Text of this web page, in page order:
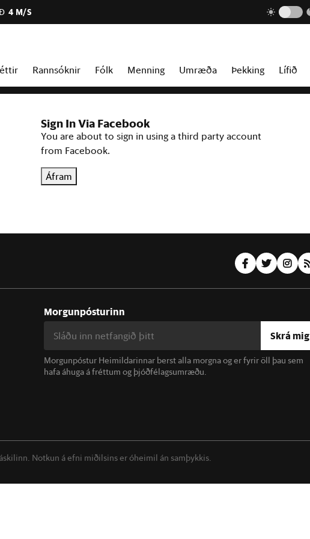
4 M/S
Rannsóknir Fólk Menning Umræða Þekking Lífið
Sign In Via Facebook
You are about to sign in using a third party account
from Facebook.
Áfram
Morgunpósturinn
Skrá mig
Morgunpóstur Heimildarinnar berst alla morgna og er fyrir öll þau sem
hafa áhuga á fréttum og þjóðfélagsumræðu.
Notkun á efni miðilsins er óheimil án samþykkis.